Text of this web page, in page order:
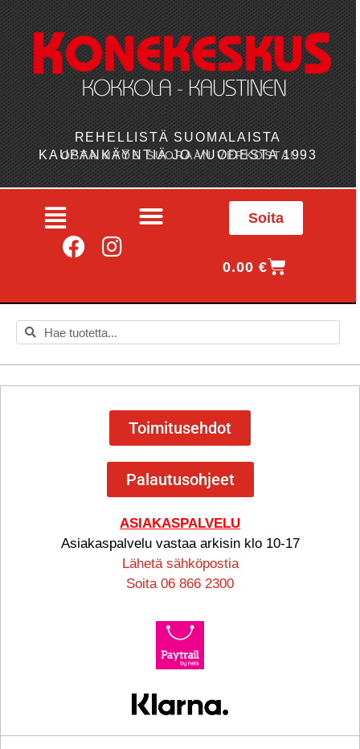
REHELLISTÄ SUOMALAISTA
KAUPANKÄYNTIÄ JO VUODESTA 1993
OSTA MYÖS SUORAAN VERKOSTA!
Soita
0.00€
Toimitusehdot
Palautusohjeet
ASIAKASPALVELU
Asiakaspalvelu vastaa arkisin klo 10-17
Lähetä sähköpostia
Soita 06 866 2300